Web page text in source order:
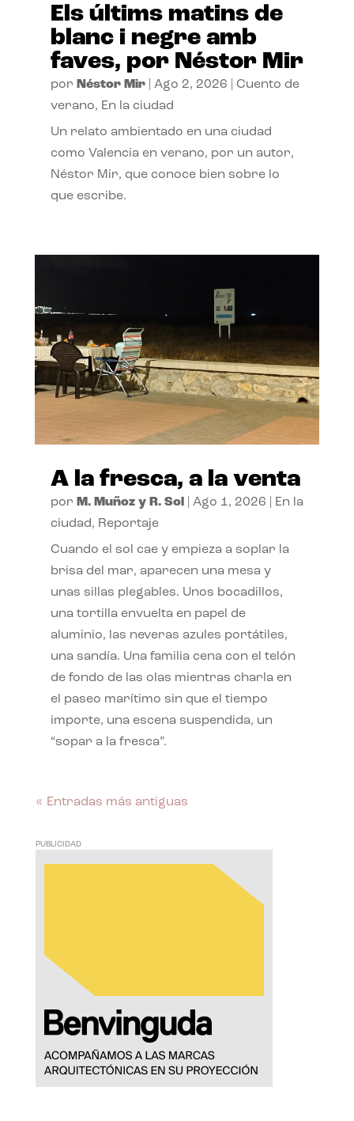
Els últims matins de
blanc i negre amb
faves, por Néstor Mir
por Néstor Mir| Ago 2, 2026
Cuento de
verano, En la ciudad
Un relato ambientado en una ciudad
como Valencia en verano, por un autor,
Néstor Mir, que conoce bien sobre lo
que escribe.
A la fresca, a la venta
por M. Muñoz y R. Sol Ago 1, 2026
En la
ciudad, Reportaje
Cuando el sol cae y empieza a soplar la
brisa del mar, aparecen una mesa y
unas sillas plegables. Unos bocadillos,
una tortilla envuelta en papel de
aluminio, las neveras azules portátiles,
una sandía. Una familia cena con el telón
de fondo de las olas mientras charla en
el paseo marítimo sin que el tiempo
importe, una escena suspendida, un
“sopar a la fresca”.
« Entradas más antiguas
PUBLICIDAD